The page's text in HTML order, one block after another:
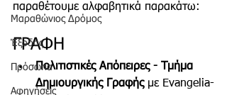
Μαραθώνιος Δρόμος
Έξοδος
Πρόσωπα
Αφηγήσεις
παραθέτουμε αλφαβητικά παρακάτω:
ΓΡΑΦΗ
Πολιτιστικές Απόπειρες - Τμήμα
Δημιουργικής Γραφής με Evangelia-